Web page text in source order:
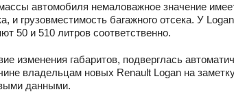
автомобиля немаловажное значение
и грузовместимость багажного отсека. У
50 и 510 литров соответственно.
изменения габаритов, подверглась
владельцам новых Renault Logan на
данными.